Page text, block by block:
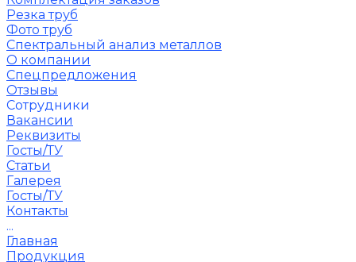
Резка труб
Фото труб
Спектральный анализ металлов
О компании
Спецпредложения
Отзывы
Сотрудники
Вакансии
Реквизиты
Госты/ТУ
Статьи
Галерея
Госты/ТУ
Контакты
...
Главная
Продукция